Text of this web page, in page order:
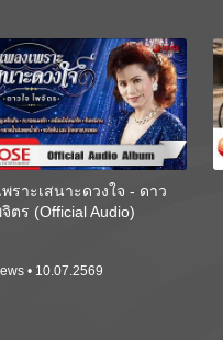
พราะเสนาะดวงใจ - ดาว
ตร (Official Audio)
• 10.07.2569